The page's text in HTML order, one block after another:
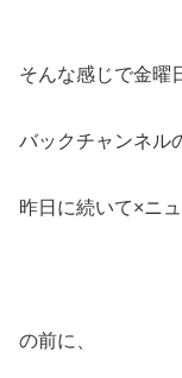
そんな感じで金曜
バックチャンネル
昨日に続いて×ニ
の前に、